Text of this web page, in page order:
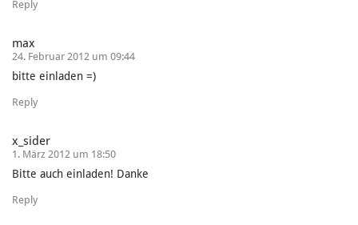
Reply
max
24. Februar 2012 um 09:44
bitte einladen =)
Reply
x_sider
1. März 2012 um 18:50
Bitte auch einladen! Danke
Reply